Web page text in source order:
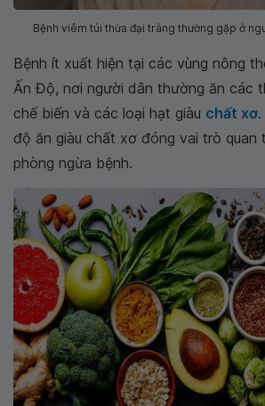
Bệnh viêm túi thừa đại tràng thường gặp ở
Bệnh ít xuất hiện tại các vùng nông
Ấn Độ, nơi người dân thường ăn các
chế biến và các loại hạt giàu chất xơ
độ ăn giàu chất xơ đóng vai trò quan
phòng ngừa bệnh.